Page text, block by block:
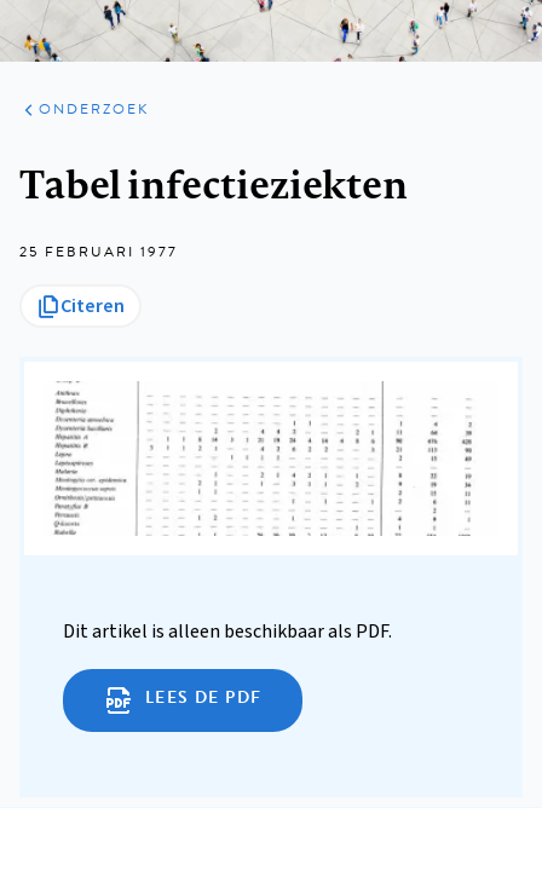
ARTIKELEN
ONDERZOEK
ONDERZOEK
Tabel infectieziekten
25 FEBRUARI 1977
Citeren
Dit artikel is alleen beschikbaar als PDF.
LEES DE PDF